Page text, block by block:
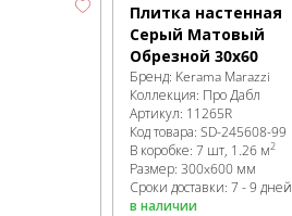
Плитка настенная
Серый Матовый
Обрезной 30х60
Бренд: Kerama Marazzi
Коллекция: Про Дабл
Артикул: 11265R
Код товара: SD-245608-99
В коробке: 7 шт, 1.26 м2
Размер: 300x600 мм
Сроки доставки: 7 - 9 дней
в наличии